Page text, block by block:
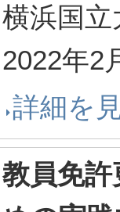
横浜国
2022年2
詳細を
教員免